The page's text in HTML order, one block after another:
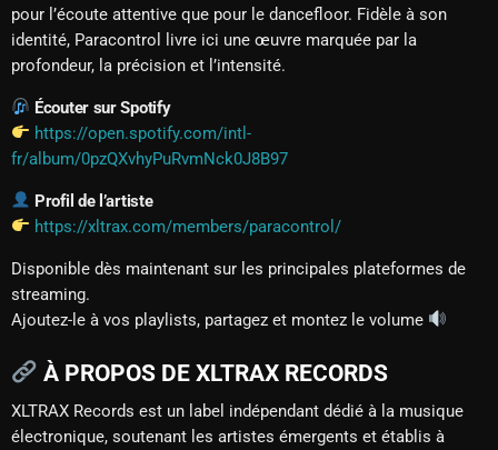
pour l’écoute attentive que pour le dancefloor. Fidèle à son
identité, Paracontrol livre ici une œuvre marquée par la
profondeur, la précision et l’intensité.
Écouter sur Spotify
https://open.spotify.com/intl-
fr/album/0pzQXvhyPuRvmNck0J8B97
Profil de l’artiste
https://xltrax.com/members/paracontrol/
Disponible dès maintenant sur les principales plateformes de
streaming.
Ajoutez-le à vos playlists, partagez et montez le volume
À PROPOS DE XLTRAX RECORDS
XLTRAX Records est un label indépendant dédié à la musique
électronique, soutenant les artistes émergents et établis à